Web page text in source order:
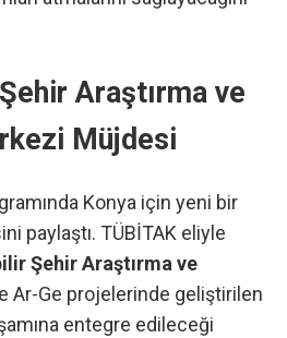
Araştırma ve
Müjdesi
Konya için yeni bir
paylaştı. TÜBİTAK eliyle
Şehir Araştırma ve
Ar-Ge projelerinde geliştirilen
entegre edileceği